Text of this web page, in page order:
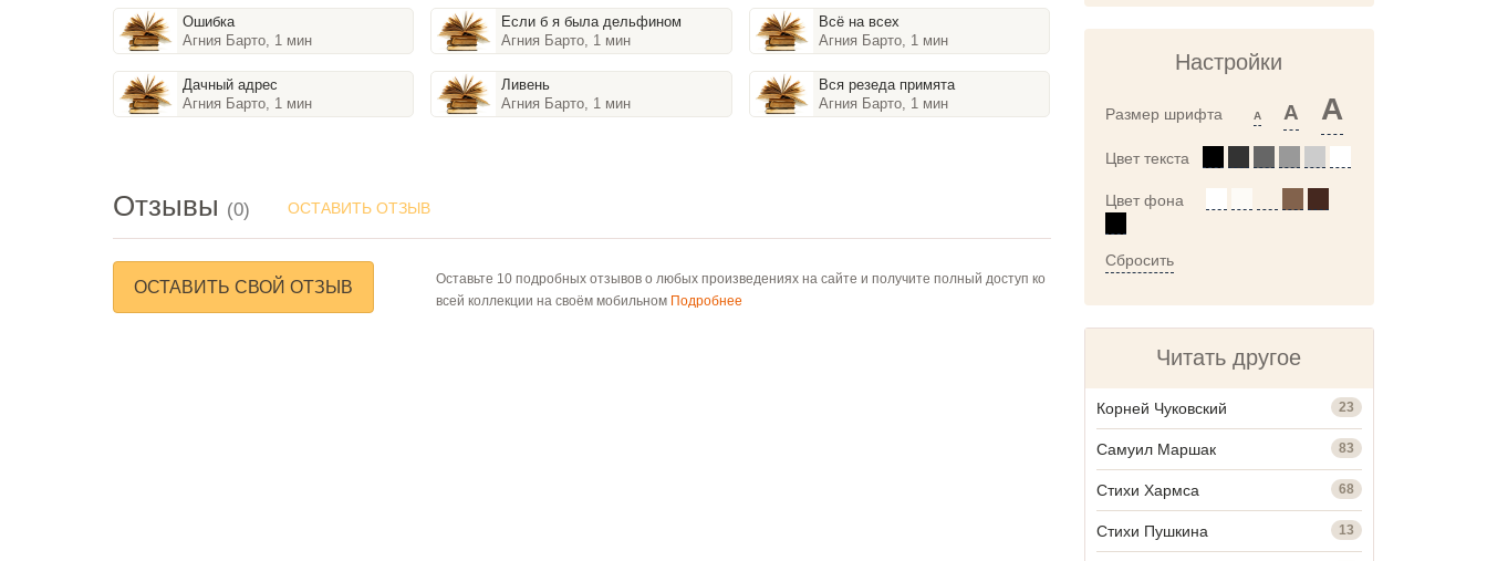
Ошибка
Агния Барто, 1 мин
Дачный адрес
Агния Барто, 1 мин
Если б я была дельфином
Агния Барто, 1 мин
Ливень
Агния Барто, 1 мин
Всё на всех
Агния Барто, 1 мин
Вся резеда примята
Агния Барто, 1 мин
Отзывы (0) ОСТАВИТЬ ОТЗЫВ
ОСТАВИТЬ СВОЙ ОТЗЫВ
Оставьте 10 подробных отзывов о любых произведениях на сайте и получите полный доступ ко
всей коллекции на своём мобильном Подробнее
Настройки
Размер шрифта A A A
Цвет текста
Цвет фона
Сбросить
Читать другое
Корней Чуковский 23
Самуил Маршак 83
Стихи Хармса 68
Стихи Пушкина 13